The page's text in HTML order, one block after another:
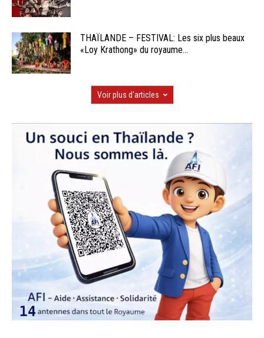
THAÏLANDE – FESTIVAL: Les six plus beaux
«Loy Krathong» du royaume...
Voir plus d'articles